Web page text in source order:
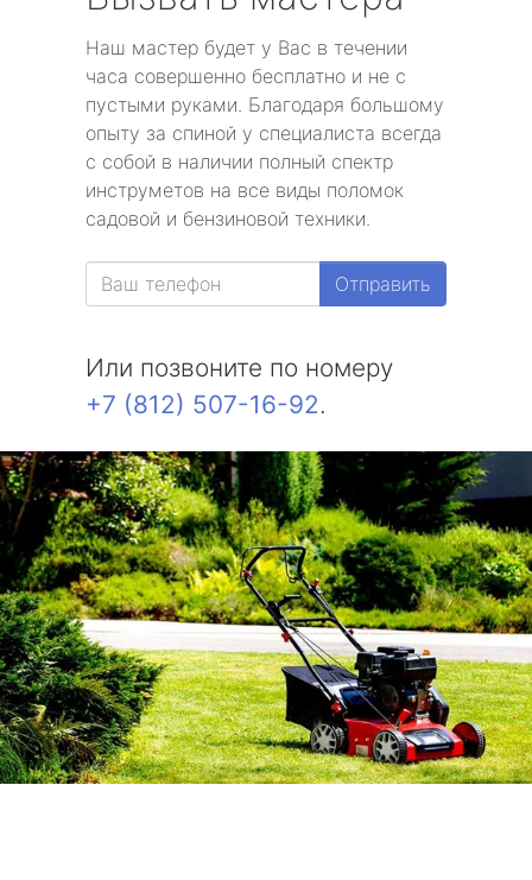
Наш мастер будет у Вас в течении
часа совершенно бесплатно и не с
пустыми руками. Благодаря большому
опыту за спиной у специалиста всегда
с собой в наличии полный спектр
инструметов на все виды поломок
садовой и бензиновой техники.
Отправить
Или позвоните по номеру
+7 (812) 507-16-92.